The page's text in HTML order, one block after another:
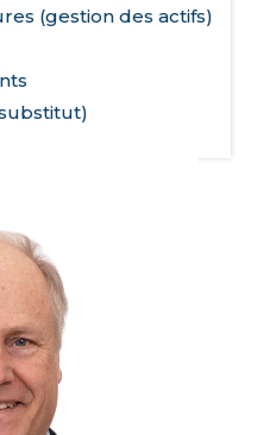
(gestion des actifs)